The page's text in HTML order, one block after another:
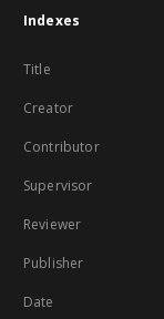
Indexes
Title
Creator
Contributor
Supervisor
Reviewer
Publisher
Date